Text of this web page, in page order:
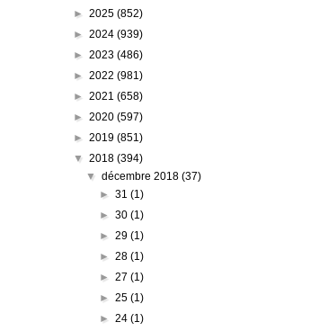
► 2025 (852)
► 2024 (939)
► 2023 (486)
► 2022 (981)
► 2021 (658)
► 2020 (597)
► 2019 (851)
▼ 2018 (394)
▼décembre 2018(37)
► 31 (1)
► 30 (1)
► 29 (1)
► 28 (1)
► 27 (1)
► 25 (1)
► 24 (1)